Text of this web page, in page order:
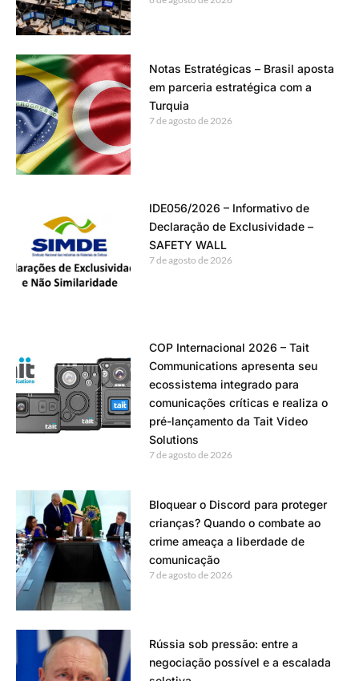
Notas Estratégicas – Brasil aposta
em parceria estratégica com a
Turquia
7 de agosto de 2026
IDE056/2026 – Informativo de
Declaração de Exclusividade –
SAFETY WALL
7 de agosto de 2026
COP Internacional 2026 – Tait
Communications apresenta seu
ecossistema integrado para
comunicações críticas e realiza o
pré-lançamento da Tait Video
Solutions
7 de agosto de 2026
Bloquear o Discord para proteger
crianças? Quando o combate ao
crime ameaça a liberdade de
comunicação
7 de agosto de 2026
Rússia sob pressão: entre a
negociação possível e a escalada